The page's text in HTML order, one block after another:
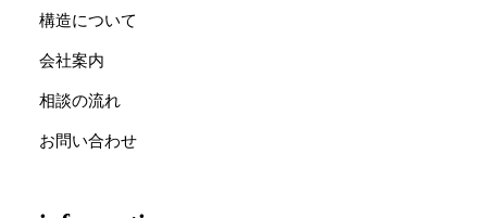
構造について
会社案内
相談の流れ
お問い合わせ